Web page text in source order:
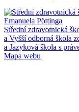
Střední zdravotnická
a Vyšší odborná škola
a Jazyková škola s
Mapa webu